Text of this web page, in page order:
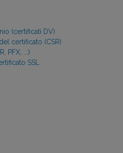
(certificati DV)
certificato (CSR)
PFX, ...)
SSL